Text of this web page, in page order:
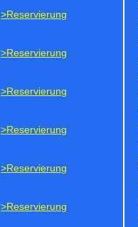
>Reservierung
>Reservierung
>Reservierung
>Reservierung
>Reservierung
>Reservierung